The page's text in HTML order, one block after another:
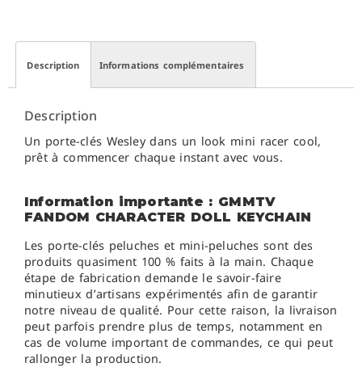
Description Informations complémentaires
Description
Un porte-clés Wesley dans un look mini racer cool,
prêt à commencer chaque instant avec vous.
Information importante : GMMTV
FANDOM CHARACTER DOLL KEYCHAIN
Les porte-clés peluches et mini-peluches sont des
produits quasiment 100 % faits à la main. Chaque
étape de fabrication demande le savoir-faire
minutieux d’artisans expérimentés afin de garantir
notre niveau de qualité. Pour cette raison, la livraison
peut parfois prendre plus de temps, notamment en
cas de volume important de commandes, ce qui peut
rallonger la production.